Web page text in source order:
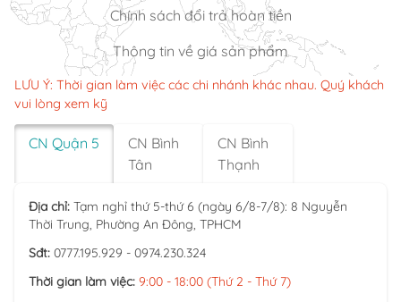
Chính sách đổi trả hoàn tiền
Thông tin về giá sản phẩm
LƯU Ý: Thời gian làm việc các chi nhánh khác nhau. Quý khách
vui lòng xem kỹ
CN Quận 5
CN Bình
Tân
CN Bình
Thạnh
Địa chỉ: Tạm nghỉ thứ 5-thứ 6 (ngày 6/8-7/8): 8 Nguyễn
Thời Trung, Phường An Đông, TPHCM
Sđt: 0777.195.929 - 0974.230.324
Thời gian làm việc: 9:00 - 18:00 (Thứ 2 - Thứ 7)